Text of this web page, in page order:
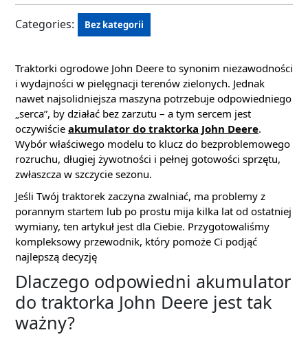
Categories: Bez kategorii
Traktorki ogrodowe John Deere to synonim niezawodności
i wydajności w pielęgnacji terenów zielonych. Jednak
nawet najsolidniejsza maszyna potrzebuje odpowiedniego
„serca”, by działać bez zarzutu – a tym sercem jest
oczywiście akumulator do traktorka John Deere.
Wybór właściwego modelu to klucz do bezproblemowego
rozruchu, długiej żywotności i pełnej gotowości sprzętu,
zwłaszcza w szczycie sezonu.
Jeśli Twój traktorek zaczyna zwalniać, ma problemy z
porannym startem lub po prostu mija kilka lat od ostatniej
wymiany, ten artykuł jest dla Ciebie. Przygotowaliśmy
kompleksowy przewodnik, który pomoże Ci podjąć
najlepszą decyzję
Dlaczego odpowiedni akumulator
do traktorka John Deere jest tak
ważny?